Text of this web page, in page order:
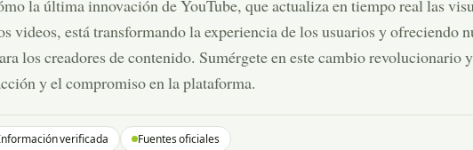
la última innovación de YouTube, que actualiza en tiempo real las
videos, está transformando la experiencia de los usuarios y ofreciendo
los creadores de contenido. Sumérgete en este cambio revolucionario
y el compromiso en la plataforma.
verificada Fuentes oficiales